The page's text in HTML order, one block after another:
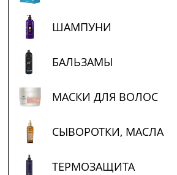
ШАМПУНИ
БАЛЬЗАМЫ
МАСКИ ДЛЯ ВОЛОС
СЫВОРОТКИ, МАСЛА
ТЕРМОЗАЩИТА